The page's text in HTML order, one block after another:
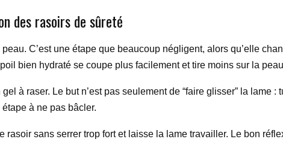
des rasoirs de sûreté
C’est une étape que beaucoup négligent, alors qu’elle
bien hydraté se coupe plus facilement et tire moins sur la
à raser. Le but n’est pas seulement de “faire glisser” la lame
à ne pas bâcler.
rasoir sans serrer trop fort et laisse la lame travailler. Le bon